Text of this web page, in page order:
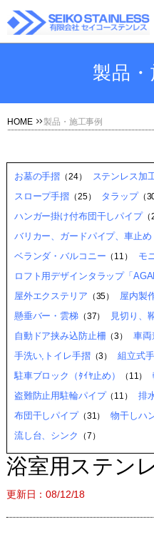
製品・
HOME 製品・施工事例
お墓の手摺 （24） ステンレス加
スロープ手摺 （25） タラップ（
ハンガー掛け付布団干しパイプ（
バリカー、ガードパイプ、車止め
ベランダ・バルコニー （11） モ
ロフト用デザインタラップ「
屋外エクステリア （35） 屋内製
懸垂バー・雲梯（37） 見切り、
自動ドア挟み込防止柵 （3） 車両
手洗い,トイレ手摺（3） 組立式
駐車ブロック（ﾀｲﾔ止め） （11）
盗難防止用駐輪パイプ（11） 排
布団干しパイプ（31） 物干しハ
流し台、シンク （7）
浴室用ステン
更新日：08/12/18